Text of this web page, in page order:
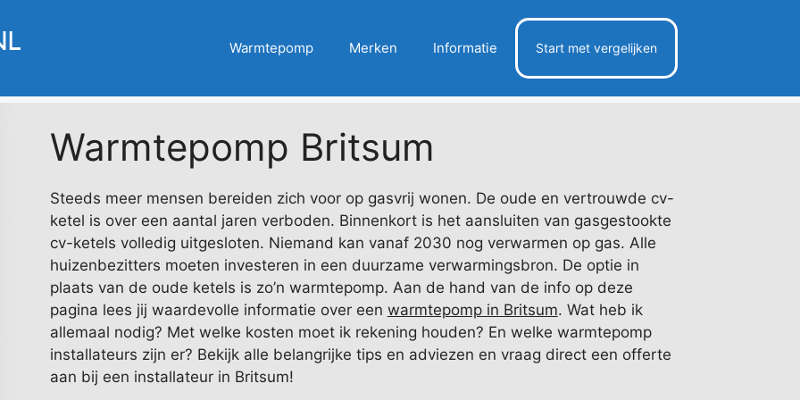
Warmtepomp Merken Informatie Start met vergelijken
Warmtepomp Britsum
Steeds meer mensen bereiden zich voor op gasvrij wonen. De oude en vertrouwde cv-
ketel is over een aantal jaren verboden. Binnenkort is het aansluiten van gasgestookte
cv-ketels volledig uitgesloten. Niemand kan vanaf 2030 nog verwarmen op gas. Alle
huizenbezitters moeten investeren in een duurzame verwarmingsbron. De optie in
plaats van de oude ketels is zo’n warmtepomp. Aan de hand van de info op deze
pagina lees jij waardevolle informatie over een warmtepomp in Britsum. Wat heb ik
allemaal nodig? Met welke kosten moet ik rekening houden? En welke warmtepomp
installateurs zijn er? Bekijk alle belangrijke tips en adviezen en vraag direct een offerte
aan bij een installateur in Britsum!